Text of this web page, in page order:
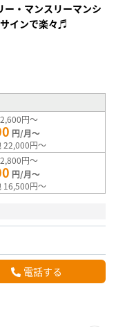
ー・マンスリーマンシ
インで楽々♬
円～
円/月～
22,000円～
円～
円/月～
16,500円～
電話する